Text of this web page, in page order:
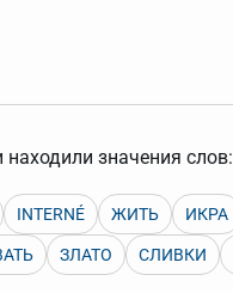
значения слов:
INTERNÉ ЖИТЬ ИКРА
ЗЛАТО СЛИВКИ